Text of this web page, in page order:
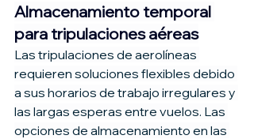
Almacenamiento temporal
para tripulaciones aéreas
Las tripulaciones de aerolíneas
requieren soluciones flexibles debido
a sus horarios de trabajo irregulares y
las largas esperas entre vuelos. Las
opciones de almacenamiento en las